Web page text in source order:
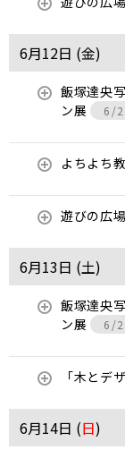
6月12日 (金)
飯塚達央
ン展
6/
よちよち
遊びの広
6月13日 (土)
飯塚達央
ン展
6/
「木とデ
6月14日 (日)